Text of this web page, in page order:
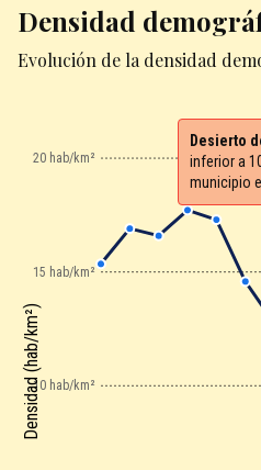
Densidad
Evolución de la densidad
10 hab/km²
15 hab/km²
20 hab/km²
Densidad (hab/km²)
Desierto
inferior a
municipio